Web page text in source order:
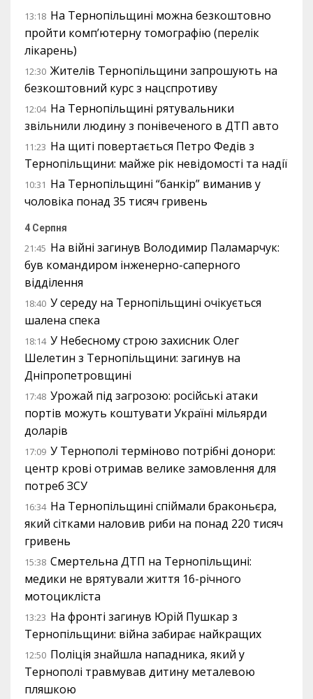
13:18 На Тернопільщині можна безкоштовно
пройти комп’ютерну томографію (перелік
лікарень)
12:30 Жителів Тернопільщини запрошують на
безкоштовний курс з нацспротиву
12:04 На Тернопільщині рятувальники
звільнили людину з понівеченого в ДТП авто
11:23 На щиті повертається Петро Федів з
Тернопільщини: майже рік невідомості та надії
10:31 На Тернопільщині “банкір” виманив у
чоловіка понад 35 тисяч гривень
4 Серпня
21:45 На війні загинув Володимир Паламарчук:
був командиром інженерно-саперного
відділення
18:40 У середу на Тернопільщині очікується
шалена спека
18:14 У Небесному строю захисник Олег
Шелетин з Тернопільщини: загинув на
Дніпропетровщині
17:48 Урожай під загрозою: російські атаки
портів можуть коштувати Україні мільярди
доларів
17:09 У Тернополі терміново потрібні донори:
центр крові отримав велике замовлення для
потреб ЗСУ
16:34 На Тернопільщині спіймали браконьєра,
який сітками наловив риби на понад 220 тисяч
гривень
15:38 Смертельна ДТП на Тернопільщині:
медики не врятували життя 16-річного
мотоцикліста
13:23 На фронті загинув Юрій Пушкар з
Тернопільщини: війна забирає найкращих
12:50 Поліція знайшла нападника, який у
Тернополі травмував дитину металевою
пляшкою